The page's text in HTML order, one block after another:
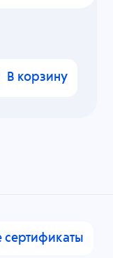
В корзину
сертификаты